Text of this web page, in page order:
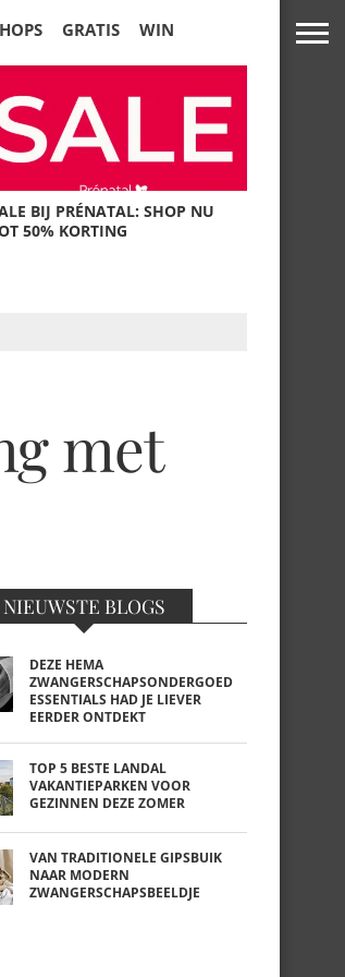
GRATIS WIN
BIJ PRÉNATAL: SHOP NU
50% KORTING
met
NIEUWSTE BLOGS
DEZE HEMA
ZWANGERSCHAPSONDERGOED
ESSENTIALS HAD JE LIEVER
EERDER ONTDEKT
TOP 5 BESTE LANDAL
VAKANTIEPARKEN VOOR
GEZINNEN DEZE ZOMER
VAN TRADITIONELE GIPSBUIK
NAAR MODERN
ZWANGERSCHAPSBEELDJE